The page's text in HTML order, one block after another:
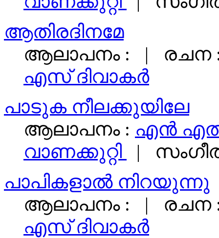
ആതിരദിനമേ
ആലാപനം : | രചന
എസ്‌ ദിവാകര്‍
പാടുക നീലക്കുയിലേ
ആലാപനം : എന്‍
വാണക്കുറ്റി
|
പാപികളാൽ നിറയുന്നു
ആലാപനം : | രചന
എസ്‌ ദിവാകര്‍